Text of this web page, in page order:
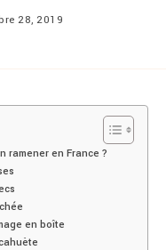
28, 2019
ramener en France ?
en boîte